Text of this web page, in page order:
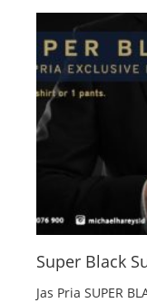
Super Black
Jas Pria SUPER